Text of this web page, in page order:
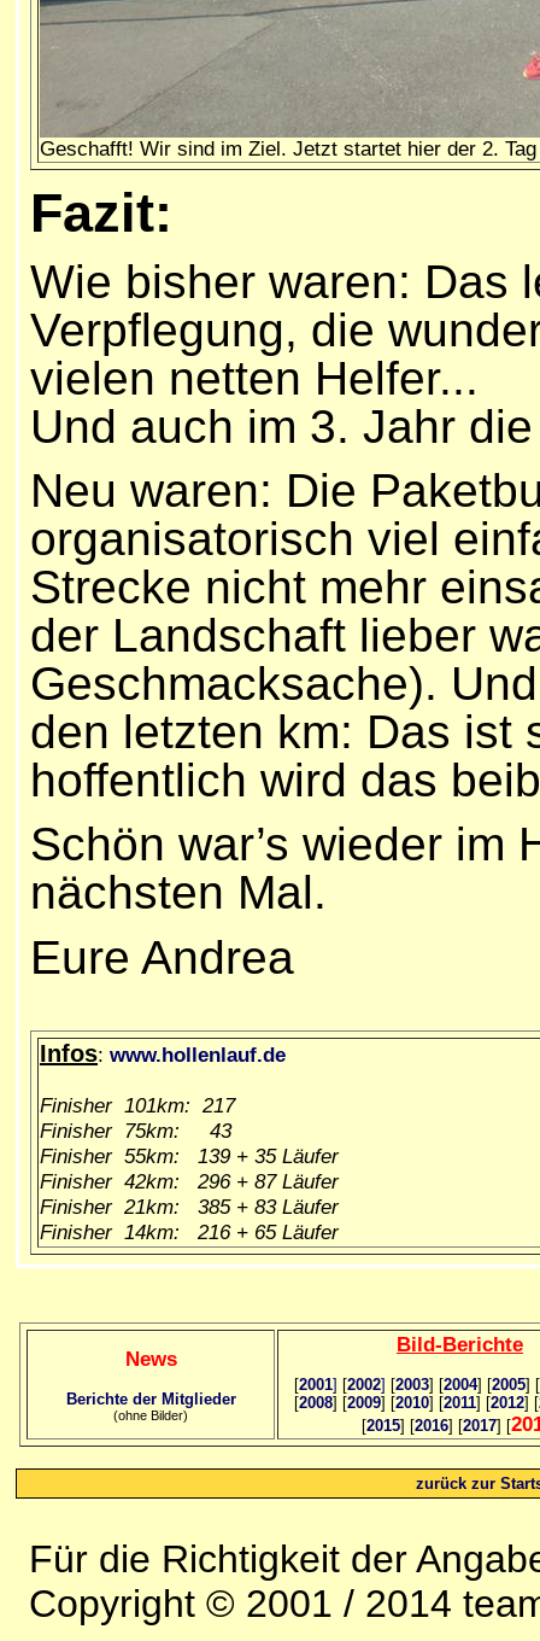
Geschafft! Wir sind im Ziel. Jetzt startet hier der 2.
Fazit:
Wie bisher waren: Das
Verpflegung, die
vielen netten Helfer...
Und auch im 3. Jahr
Neu waren: Die
organisatorisch viel
Strecke nicht mehr
der Landschaft lieber
Geschmacksache).
den letzten km: Das ist
hoffentlich wird das
Schön war’s wieder im
nächsten Mal.
Eure Andrea
Infos: www.hollenlauf.de
Finisher 101km: 217
Finisher 75km: 43
Finisher 55km: 139 + 35 Läufer
Finisher 42km: 296 + 87 Läufer
Finisher 21km: 385 + 83 Läufer
Finisher 14km: 216 + 65 Läufer
News
Berichte der Mitglieder
(ohne Bilder)
Bild-Berichte
[2001] [2002] [2003] [2004] [2005] [
[2008] [2009] [2010] [2011] [2012] [
[2015] [2016] [2017] [
zurück zur
Für die Richtigkeit der
Copyright © 2001 / 2014